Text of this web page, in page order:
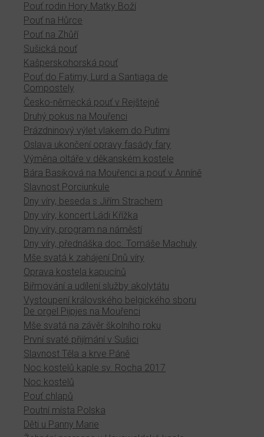
Pouť rodin Hory Matky Boží
Pouť na Hůrce
Pouť na Zhůří
Sušická pouť
Kašperskohorská pouť
Pouť do Fatimy, Lurd a Santiaga de
Compostely
Česko-německá pouť v Rejštejně
Druhý pokus na Mouřenci
Prázdninový výlet vlakem do Putimi
Oslava ukončení opravy fasády fary
Výměna oltáře v děkanském kostele
Bára Basiková na Mouřenci a pouť v Anníně
Slavnost Porciunkule
Dny víry, beseda s Jiřím Strachem
Dny víry, koncert Ládi Křížka
Dny víry, program na náměstí
Dny víry, přednáška doc. Tomáše Machuly
Mše svatá k zahájení Dnů víry
Oprava kostela kapucínů
Biřmování a udílení služby akolytátu
Vystoupení královského belgického sboru
De orgel Pijpjes na Mouřenci
Mše svatá na závěr školního roku
První svaté přijímání v Sušici
Slavnost Těla a krve Páně
Noc kostelů kaple sv. Rocha 2017
Noc kostelů
Pouť chlapů
Poutní místa Polska
Děti u Panny Marie